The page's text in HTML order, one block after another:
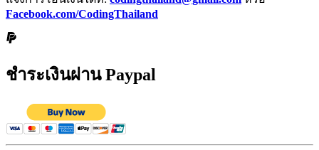
Facebook.com/CodingThailand
ชำระเงินผ่าน Paypal